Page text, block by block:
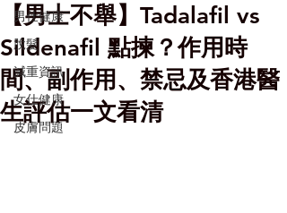
男仕健康
脫髮
減重資訊
女仕健康
皮膚問題
【男士不舉】Tadalafil vs
Sildenafil 點揀？作用時
間、副作用、禁忌及香港醫
生評估一文看清